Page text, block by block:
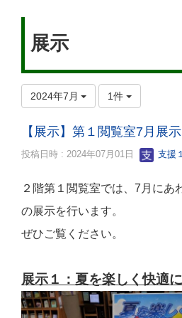
展示
2024年7月 1件
【展示】第１閲覧室7月展
投稿日時 : 2024年07月01日 支援
２階第１閲覧室では、7月にあ
の展示を行います。
ぜひご覧ください。
展示１：夏を楽しく快適に